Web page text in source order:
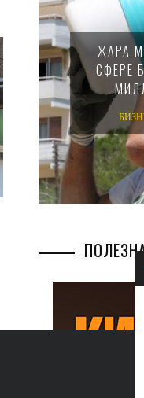
ЖАРА
СФЕРЕ